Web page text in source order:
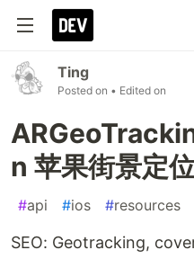
Ting
Posted on • Edited on
n 苹果街景定
#api #ios #resources
SEO: Geotracking,